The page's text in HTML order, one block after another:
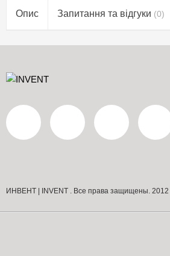
Опис Запитання та відгуки (0)
ИНВЕНТ | INVENT . Все права защищены. 2012